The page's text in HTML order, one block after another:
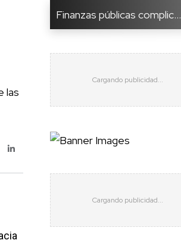
las
Finanzas públicas complic...